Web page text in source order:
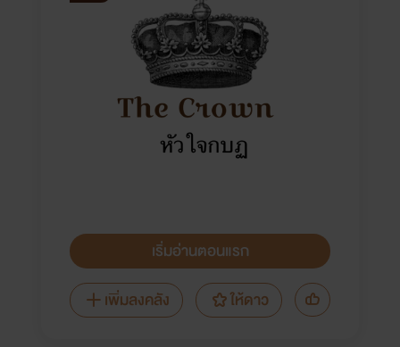
เริ่มอ่านตอนแรก
เพิ่มลงคลัง
ให้ดาว